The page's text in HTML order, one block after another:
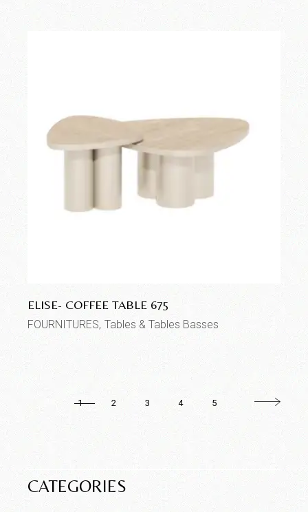
ELISE- COFFEE TABLE 675
FOURNITURES Tables & Tables Basses
1 2 3 4 5
CATEGORIES